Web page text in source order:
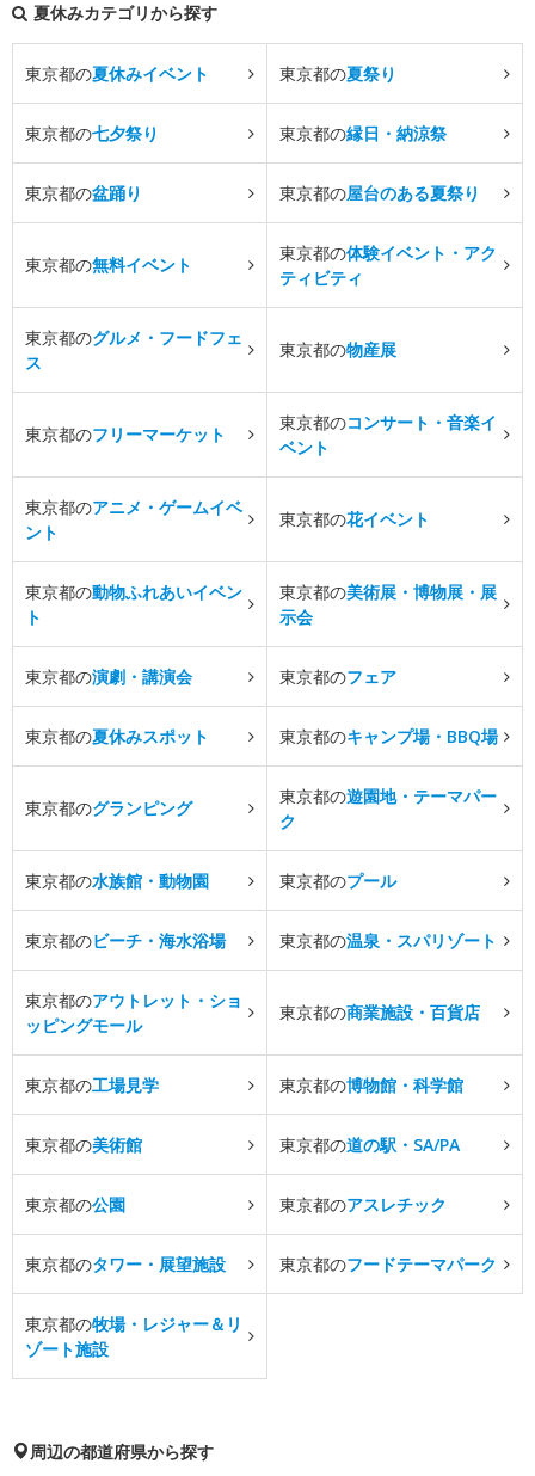
夏休みカテゴリから探す
東京都の夏休みイベント 東京都の夏祭り
東京都の七夕祭り 東京都の縁日・納涼祭
東京都の盆踊り 東京都の屋台のある夏祭り
東京都の無料イベント
東京都の体験イベント・アク
ティビティ
東京都のグルメ・フードフェ
ス
東京都の物産展
東京都のフリーマーケット
東京都のコンサート・音楽イ
ベント
東京都のアニメ・ゲームイベ
ント
東京都の花イベント
東京都の動物ふれあいイベン
ト
東京都の美術展・博物展・展
示会
東京都の演劇・講演会 東京都のフェア
東京都の夏休みスポット 東京都のキャンプ場・BBQ場
東京都のグランピング
東京都の遊園地・テーマパー
ク
東京都の水族館・動物園 東京都のプール
東京都のビーチ・海水浴場 東京都の温泉・スパリゾート
東京都のアウトレット・ショ
ッピングモール
東京都の商業施設・百貨店
東京都の工場見学 東京都の博物館・科学館
東京都の美術館 東京都の道の駅・SA/PA
東京都の公園 東京都のアスレチック
東京都のタワー・展望施設 東京都のフードテーマパーク
東京都の牧場・レジャー＆リ
ゾート施設
周辺の都道府県から探す